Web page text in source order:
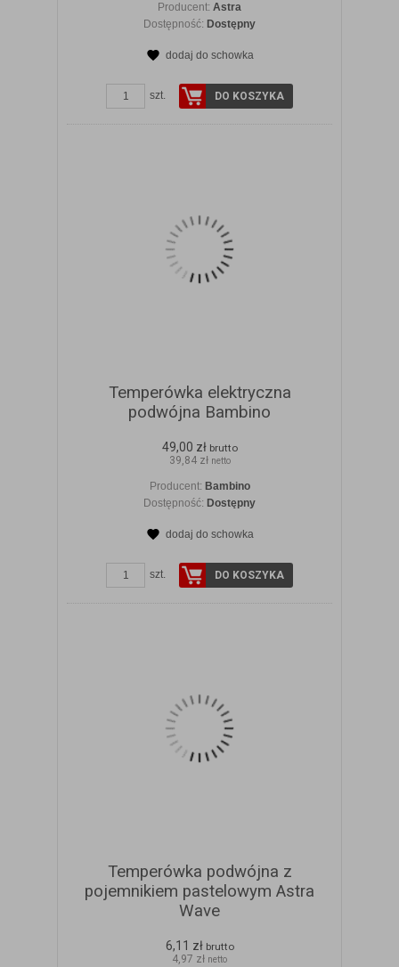
Producent: Astra
Dostępność: Dostępny
dodaj do schowka
szt. DO KOSZYKA
Temperówka elektryczna
podwójna Bambino
49,00 zł brutto
39,84 zł netto
Producent: Bambino
Dostępność: Dostępny
dodaj do schowka
szt. DO KOSZYKA
Temperówka podwójna z
pojemnikiem pastelowym Astra
Wave
6,11 zł brutto
4,97 zł netto